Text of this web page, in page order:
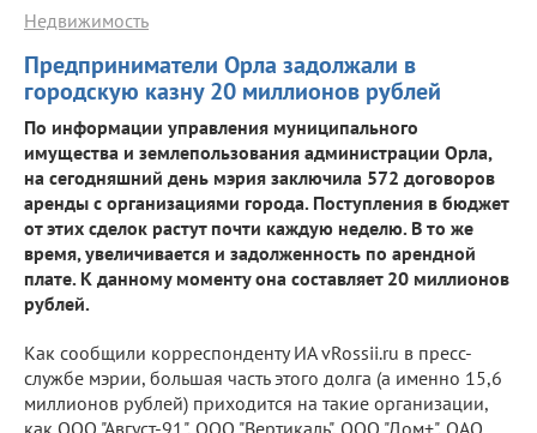
Предприниматели Орла задолжали в
городскую казну 20 миллионов рублей
Недвижимость
По информации управления муниципального
имущества и землепользования администрации Орла,
на сегодняшний день мэрия заключила 572 договоров
аренды с организациями города. Поступления в бюджет
от этих сделок растут почти каждую неделю. В то же
время, увеличивается и задолженность по арендной
плате. К данному моменту она составляет 20 миллионов
рублей.
Как сообщили корреспонденту ИА vRossii.ru в пресс-
службе мэрии, большая часть этого долга (а именно 15,6
миллионов рублей) приходится на такие организации,
как ООО "Август-91", ООО "Вертикаль", ООО "Дом+", ОАО